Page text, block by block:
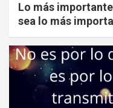
Lo más
sea lo más